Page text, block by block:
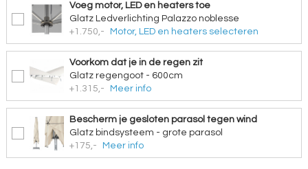
Voeg motor, LED en heaters toe
Glatz Ledverlichting Palazzo noblesse
+1.750,-
Motor, LED en heaters selecteren
Voorkom dat je in de regen zit
Glatz regengoot - 600cm
+1.315,-
Meer info
Bescherm je gesloten parasol tegen wind
Glatz bindsysteem - grote parasol
+175,-
Meer info